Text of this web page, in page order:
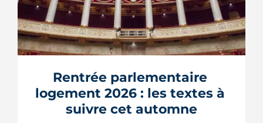
Rentrée parlementaire
logement 2026 : les textes à
suivre cet automne